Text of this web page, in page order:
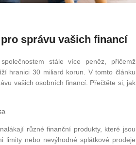
správu vašich financí
stále více peněz, přičemž
hranici 30 miliard korun. V tomto článku
vašich osobních financí. Přečtěte si, jak
různé finanční produkty, které jsou
limity nebo nevýhodné splátkové prodeje